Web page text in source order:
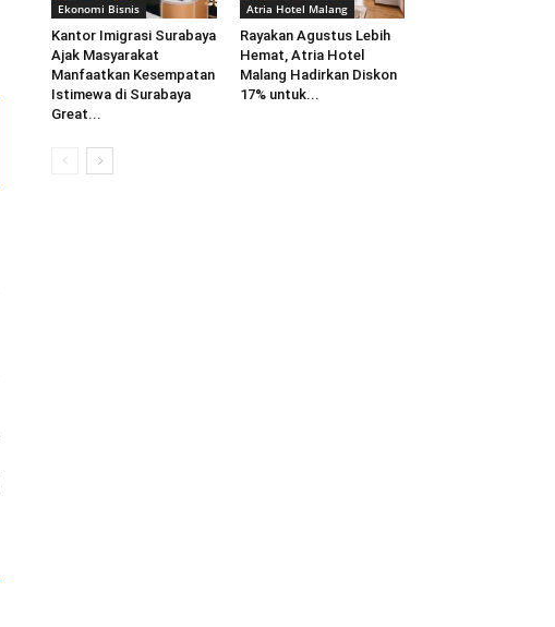
Ekonomi Bisnis
Kantor Imigrasi Surabaya
Ajak Masyarakat
Manfaatkan Kesempatan
Istimewa di Surabaya
Great...
Atria Hotel Malang
Rayakan Agustus Lebih
Hemat, Atria Hotel
Malang Hadirkan Diskon
17% untuk...